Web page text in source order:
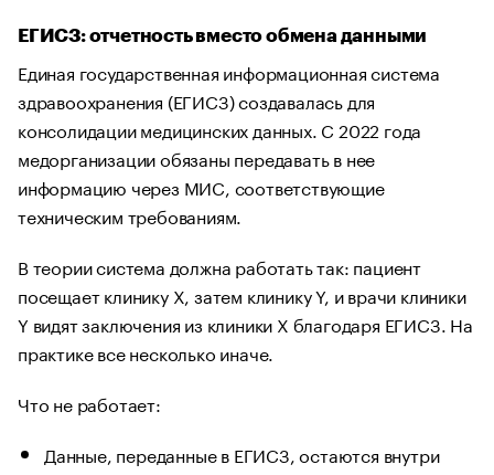
ЕГИСЗ: отчетность вместо обмена данными
Единая государственная информационная система
здравоохранения (ЕГИСЗ) создавалась для
консолидации медицинских данных. С 2022 года
медорганизации обязаны передавать в нее
информацию через МИС, соответствующие
техническим требованиям.
В теории система должна работать так: пациент
посещает клинику X, затем клинику Y, и врачи клиники
Y видят заключения из клиники X благодаря ЕГИСЗ. На
практике все несколько иначе.
Что не работает:
Данные, переданные в ЕГИСЗ, остаются внутри